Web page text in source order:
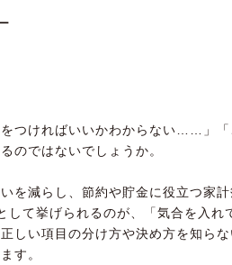
つければいいかわからない……」
のではないでしょうか。
を減らし、節約や貯金に役立つ家
して挙げられるのが、「気合を入れ
しい項目の分け方や決め方を知ら
す。